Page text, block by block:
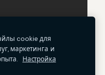
защищены
cookie для
маркетинга и
Настройка